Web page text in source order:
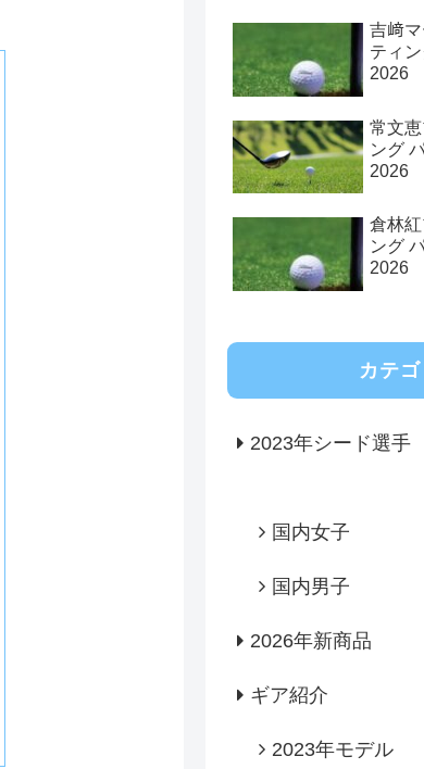
吉﨑
ティ
2026
常文
ング
2026
倉林
ング
2026
カテ
2023年シード選
国内女子
国内男子
2026年新商品
ギア紹介
2023年モデル